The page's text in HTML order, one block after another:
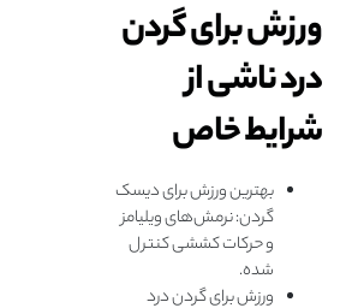
ورزش برای گردن
درد ناشی از
شرایط خاص
بهترین ورزش برای دیسک
گردن: نرمش‌های ویلیامز
و حرکات کششی کنترل‌
شده.
ورزش برای گردن درد